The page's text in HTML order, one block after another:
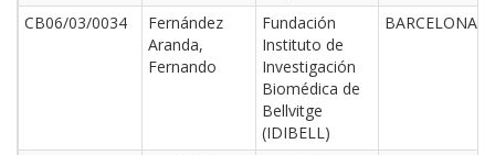
CB06/03/0034
Fernández
Aranda,
Fernando
Fundación
Instituto de
Investigación
Biomédica de
Bellvitge
(IDIBELL)
BARCELONA